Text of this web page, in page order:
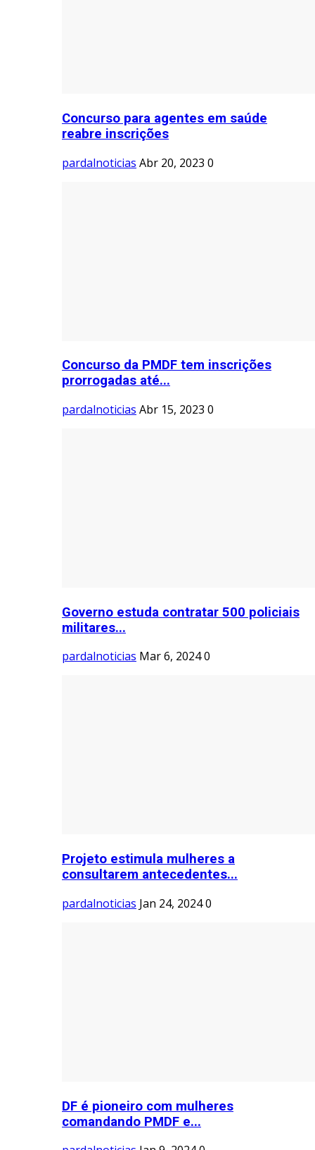
Concurso para agentes em saúde
reabre inscrições
pardalnoticias Abr 20, 2023 0
Concurso da PMDF tem inscrições
prorrogadas até...
pardalnoticias Abr 15, 2023 0
Governo estuda contratar 500 policiais
militares...
pardalnoticias Mar 6, 20240
Projeto estimula mulheres a
consultarem antecedentes...
pardalnoticias Jan 24, 20240
DF é pioneiro com mulheres
comandando PMDF e...